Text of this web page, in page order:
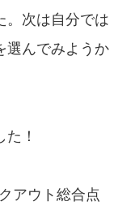
。次は自分では
選んでみようか
！
アウト総合点